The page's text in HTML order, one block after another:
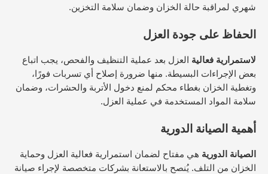
شهري لمراقبة حالة الخزان وضمان سلامة التخزين.
الحفاظ على جودة العزل
لاستمرارية فعالية العزل بعد عملية التنظيف والفحص، يجب اتباع
بعض الإجراءات البسيطة. منها ضرورة إصلاح أي تسربات فورًا،
وتغطية الخزان بغطاء محكم لمنع دخول الأتربة والحشرات، وضمان
سلامة المواد المستخدمة في عملية العزل.
أهمية الصيانة الدورية
الصيانة الدورية هي مفتاح لضمان استمرارية فعالية العزل وحماية
الخزان من التلف. يُنصح بالاستعانة بشركات متخصصة لإجراء صيانة